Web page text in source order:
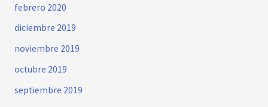
febrero 2020
diciembre 2019
noviembre 2019
octubre 2019
septiembre 2019